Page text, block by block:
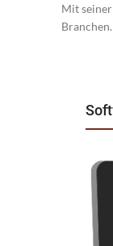
Mit